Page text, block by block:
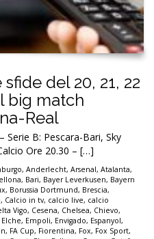
del 20, 21, 22
big match
Real
Serie B: Pescara-Bari, Sky
Ore 20.30 – […]
, Anderlecht, Arsenal, Atalanta,
, Bari, Bayer Leverkusen, Bayern
, Borussia Dortmund, Brescia,
, Calcio in tv, calcio live, calcio
Vigo, Cesena, Chelsea, Chievo,
Elche, Empoli, Envigado, Espanyol,
, FA Cup, Fiorentina, Fox, Fox Sport,